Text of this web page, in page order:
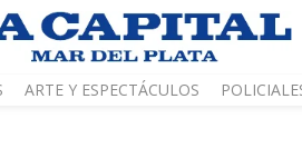
ARTE Y ESPECTÁCULOS